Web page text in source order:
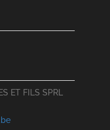
ET FILS SPRL